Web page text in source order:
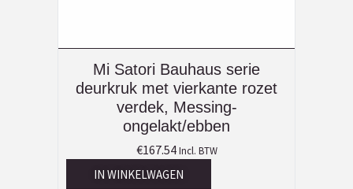
Mi Satori Bauhaus serie
deurkruk met vierkante rozet
verdek, Messing-
ongelakt/ebben
€167.54 Incl. BTW
IN WINKELWAGEN